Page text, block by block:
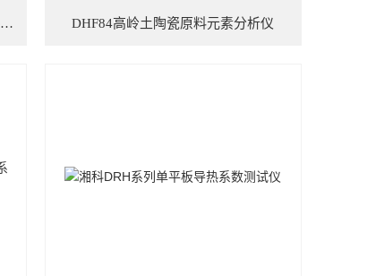
湘潭湘科DRL-2A导热系数测试仪（热流法） DHF84高岭土陶瓷原料元素分析仪